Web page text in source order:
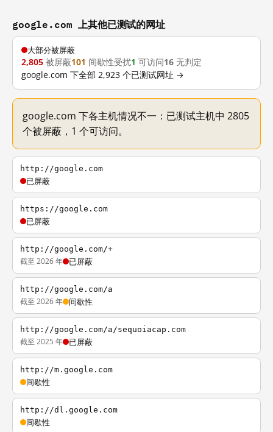
google.com 上其他已测试的网址
大部分被屏蔽
2,805 被屏蔽101 间歇性受扰1 可访问16 无判定
google.com 下全部 2,923 个已测试网址 →
google.com 下各主机情况不一：已测试主机中 2805
个被屏蔽，1 个可访问。
http://google.com
已屏蔽
https://google.com
已屏蔽
http://google.com/+
截至 2026 年 已屏蔽
http://google.com/a
截至 2026 年 间歇性
http://google.com/a/sequoiacap.com
截至 2025 年 已屏蔽
http://m.google.com
间歇性
http://dl.google.com
间歇性